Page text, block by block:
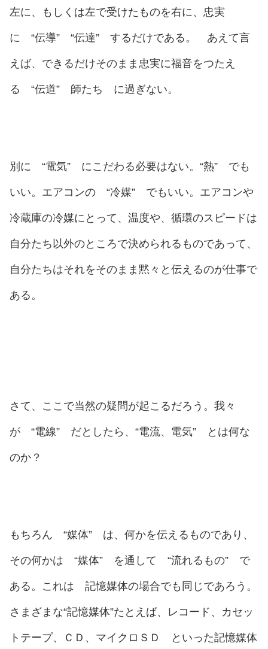
左に、もしくは左で受けたものを右に、忠実
に “伝導” “伝達” するだけである。 あえて言
えば、できるだけそのまま忠実に福音をつたえ
る “伝道” 師たち に過ぎない。
別に “電気” にこだわる必要はない。“熱” でも
いい。エアコンの “冷媒” でもいい。エアコンや
冷蔵庫の冷媒にとって、温度や、循環のスピードは
自分たち以外のところで決められるものであって、
自分たちはそれをそのまま黙々と伝えるのが仕事で
ある。
さて、ここで当然の疑問が起こるだろう。我々
が “電線” だとしたら、“電流、電気” とは何な
のか？
もちろん “媒体” は、何かを伝えるものであり、
その何かは “媒体” を通して “流れるもの” で
ある。これは 記憶媒体の場合でも同じであろう。
さまざまな“記憶媒体”たとえば、レコード、カセッ
トテープ、ＣＤ、マイクロＳＤ といった記憶媒体